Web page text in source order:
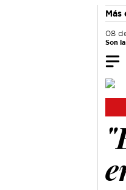
Más
08
Son